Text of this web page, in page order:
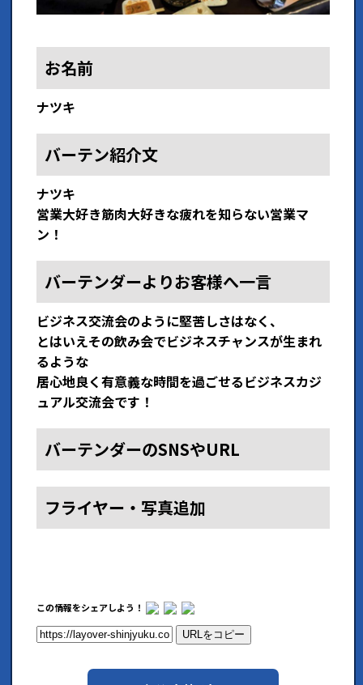
お名前
ナツキ
バーテン紹介文
ナツキ
営業大好き筋肉大好きな疲れを知らない営業マ
ン！
バーテンダーよりお客様へ一言
ビジネス交流会のように堅苦しさはなく、
とはいえその飲み会でビジネスチャンスが生まれ
るような
居心地良く有意義な時間を過ごせるビジネスカジ
ュアル交流会です！
バーテンダーのSNSやURL
フライヤー・写真追加
この情報をシェアしよう！
URLをコピー